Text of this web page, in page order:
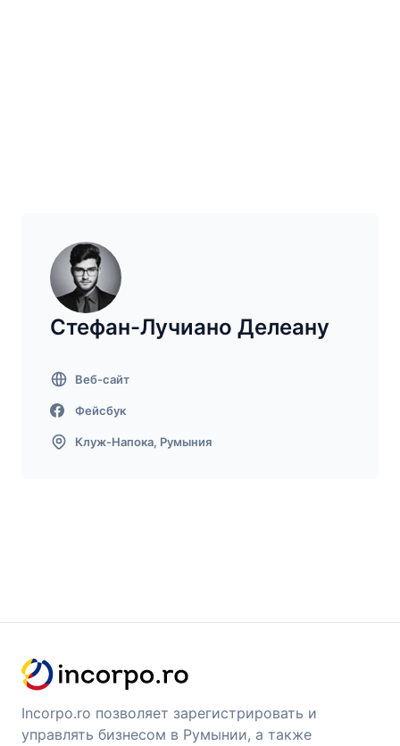
Стефан-Лучиано Делеану
Веб-сайт
Фейсбук
Клуж-Напока, Румыния
Incorpo.ro позволяет зарегистрировать и
управлять бизнесом в Румынии, а также